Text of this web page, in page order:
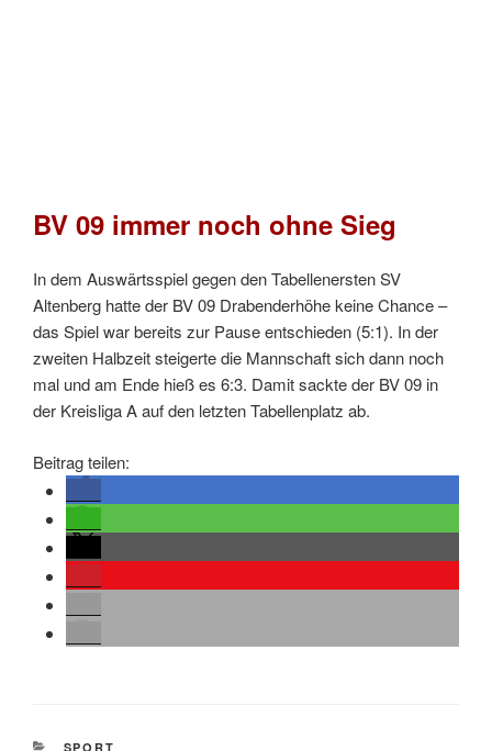
BV 09 immer noch ohne Sieg
In dem Auswärtsspiel gegen den Tabellenersten SV
Altenberg hatte der BV 09 Drabenderhöhe keine Chance –
das Spiel war bereits zur Pause entschieden (5:1). In der
zweiten Halbzeit steigerte die Mannschaft sich dann noch
mal und am Ende hieß es 6:3. Damit sackte der BV 09 in
der Kreisliga A auf den letzten Tabellenplatz ab.
Beitrag teilen:
KATEGORIEN
SPORT